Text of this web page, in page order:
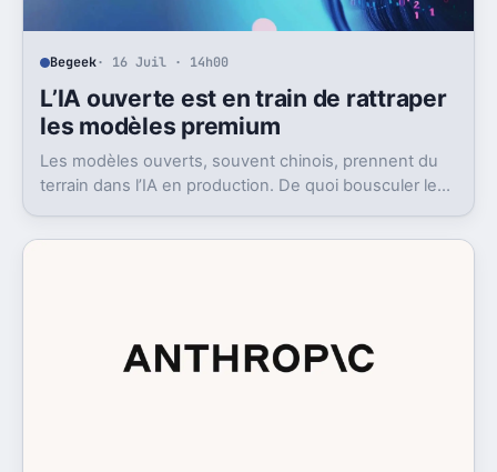
Begeek· 16 Juil · 14h00
L’IA ouverte est en train de rattraper
les modèles premium
Les modèles ouverts, souvent chinois, prennent du
terrain dans l’IA en production. De quoi bousculer le